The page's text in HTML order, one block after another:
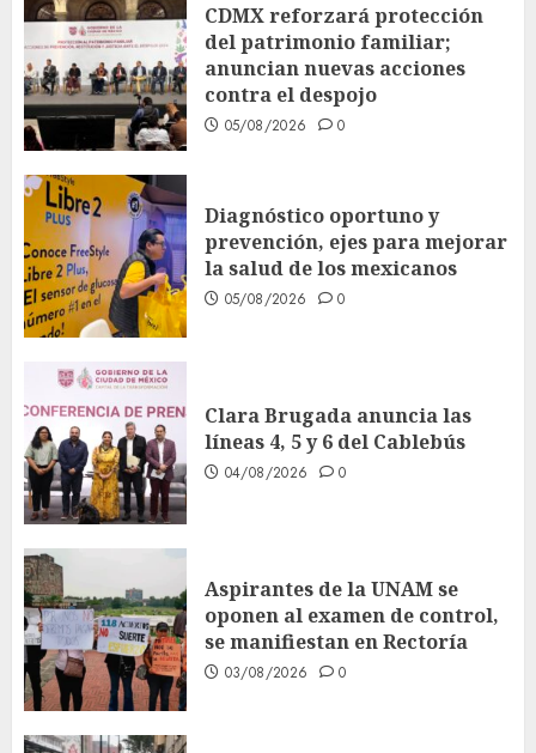
CDMX reforzará protección
del patrimonio familiar;
anuncian nuevas acciones
contra el despojo
05/08/2026 0
Diagnóstico oportuno y
prevención, ejes para mejorar
la salud de los mexicanos
05/08/2026 0
Clara Brugada anuncia las
líneas 4, 5 y 6 del Cablebús
04/08/2026 0
Aspirantes de la UNAM se
oponen al examen de control,
se manifiestan en Rectoría
03/08/2026 0